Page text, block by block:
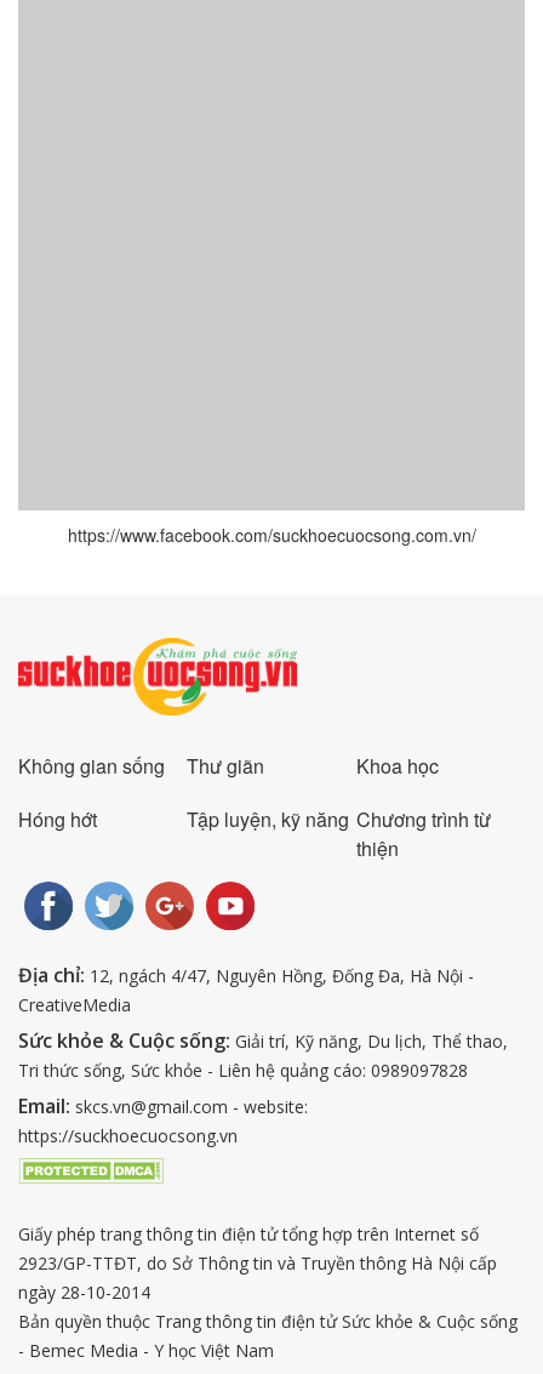
https://www.facebook.com/suckhoecuocsong.com.vn/
Không gian sống Thư giãn
Khoa học
Hóng hớt
Tập luyện, kỹ năng Chương trình từ
thiện
Địa chỉ: 12, ngách 4/47, Nguyên Hồng, Đống Đa, Hà Nội -
CreativeMedia
Sức khỏe & Cuộc sống: Giải trí, Kỹ năng, Du lịch, Thể thao,
Tri thức sống, Sức khỏe - Liên hệ quảng cáo: 0989097828
Email: skcs.vn@gmail.com - website:
https://suckhoecuocsong.vn
Giấy phép trang thông tin điện tử tổng hợp trên Internet số
2923/GP-TTĐT, do Sở Thông tin và Truyền thông Hà Nội cấp
ngày 28-10-2014
Bản quyền thuộc Trang thông tin điện tử Sức khỏe & Cuộc sống
- Bemec Media - Y học Việt Nam